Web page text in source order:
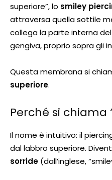
superiore”, lo smiley
attraversa quella sottile
collega la parte interna
gengiva, proprio sopra gli
Questa membrana si
superiore.
Perché si chiama
Il nome è intuitivo: il
dal labbro superiore.
sorride (dall’inglese,